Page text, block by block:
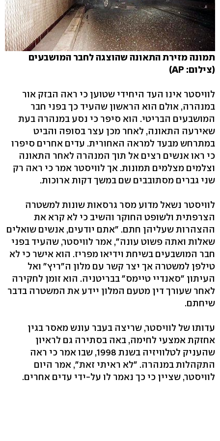
תמונה מזירת התאונה שהוצגה לחבר המושבעים
(צילום: AP)
לוויסטר אינו העד היחידי שטוען כי ראה הבזק אור
במנהרה, אולם הוא הראשון שהעיד כך בפני חבר
המושבעים הבריטי. הוא סיפר כי נסע במנהרה בעת
שאירעה התאונה, לאחר מכן עצר בסופה והביט
במתרחש מבעד למראה האחורית. עדים אחרים סיפרו
כי ראו אנשים רצים אל תוך המנהרה לאחר התאונה
וצלמים מצלמים תמונות. אך לוויסטר אמר כי ראה רק
שני גברים מסתובבים שם במשך דקות ארוכות.
לוויסטר נשאל מדוע מסר גרסאות שונות למשטרה
הצרפתית ולשופט החוקר והשיב כי לא קרא את
ההצהרות שעליהן חתם. "אתם יודעים, אנשים שואלים
שאלות ואתה פשוט עונה", אמר לוויסטר, שהעיד בפני
חבר המושבעים בשיחת וידיאו מפריז. הוא אישר כי לא
טילפן למשטרה אך יצר קשר עם מלון ה"ריץ" ואל
העיתון "סאנדיי טיימס" בבריטניה. הוא זומן לחקירה
לאחר שעורך דין מטעם המלון יידע את המשטרה בדבר
שיחתם.
עדותו של לוויסטר, שריצה בעבר עונש מאסר בגין
אחזקת אמצעי לחימה, באה בסתירה גם לראיון
שהעניק לטלוויזיה בשנת 1998, שבו אמר כי ראה
התקהלות במנהרה. "לא ראיתי זאת", אמר היום
לוויסטר, שציין כי כך נאמר לו על-ידי עדים אחרים.